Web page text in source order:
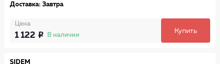
Доставка: Завтра
Цена
1 122 В наличии
Купить
SIDEM